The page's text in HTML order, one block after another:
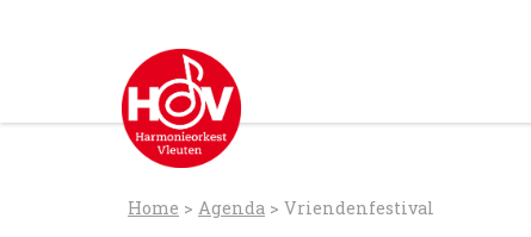
Home > Agenda > Vriendenfestival